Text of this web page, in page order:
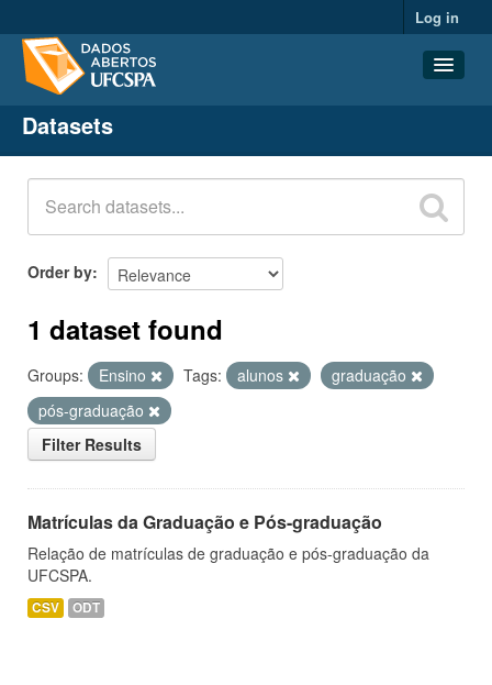
Log in
Datasets
Organizations
Groups
About
Datasets
Order by
1 dataset found
Groups: Ensino Tags: alunos
graduação
pós-graduação
Filter Results
Matrículas da Graduação e Pós-graduação
Relação de matrículas de graduação e pós-graduação da
UFCSPA.
CSV ODT